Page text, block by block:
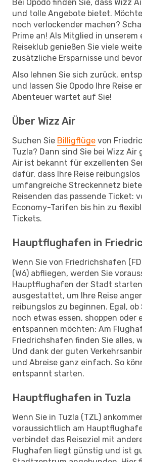
Bei Opodo finden Sie, dass Wizz
und tolle Angebote bietet.
noch verlockender machen?
Prime an! Als Mitglied in unserem
Reiseklub genießen Sie viele
zusätzliche Ersparnisse und
Also lehnen Sie sich zurück,
und lassen Sie Opodo Ihre Reise
Abenteuer wartet auf Sie!
Über Wizz Air
Suchen Sie Billigflüge von
Tuzla? Dann sind Sie bei Wizz Air
Air ist bekannt für exzellenten
dafür, dass Ihre Reise
umfangreiche Streckennetz
Reisenden das passende Ticket:
Economy-Tarifen bis hin zu
Tickets.
Hauptflughafen in
Wenn Sie von Friedrichshafen
(W6) abfliegen, werden Sie
Hauptflughafen der Stadt
ausgestattet, um Ihre Reise
reibungslos zu beginnen. Egal,
noch etwas essen, shoppen oder
entspannen möchten: Am
Friedrichshafen finden Sie alles,
Und dank der guten
und Abreise ganz einfach. So
entspannt starten.
Hauptflughafen in Tuzla
Wenn Sie in Tuzla (TZL)
voraussichtlich am
verbindet das Reiseziel mit
Flughafen liegt günstig und ist